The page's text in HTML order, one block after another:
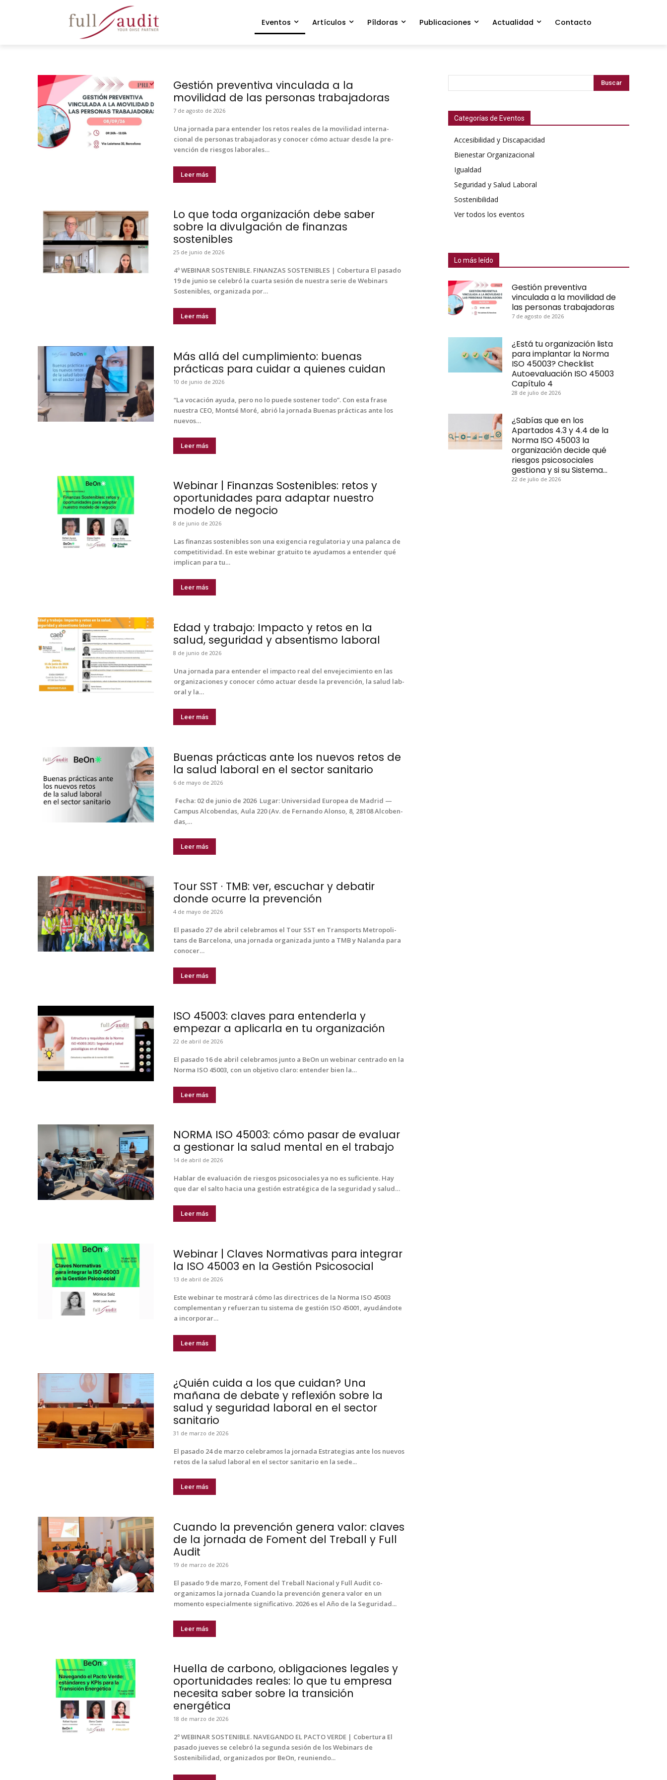
Eventos Artículos Píldoras Publicaciones Actualidad Contacto
Gestión preventiva vinculada a la
movilidad de las personas trabajadoras
7 de agos­to de 2026
Una jor­na­da para enten­der los retos reales de la movil­i­dad inter­na­
cional de per­sonas tra­ba­jado­ras y cono­cer cómo actu­ar des­de la pre­
ven­ción de ries­gos lab­o­rales…
Leer más
Lo que toda organización debe saber
sobre la divulgación de finanzas
sostenibles
25 de junio de 2026
4º WEBINAR SOSTENIBLE. FINANZAS SOSTENIBLES | Cober­tu­ra El pasa­do
19 de junio se cele­bró la cuar­ta sesión de nues­tra serie de Webi­na­rs
Sostenibles, orga­ni­za­da por…
Leer más
Más allá del cumplimiento: buenas
prácticas para cuidar a quienes cuidan
10 de junio de 2026
“La vocación ayu­da, pero no lo puede sosten­er todo”. Con esta frase
nues­tra CEO, Montsé Moré, abrió la jor­na­da Bue­nas prác­ti­cas ante los
nuevos…
Leer más
Webinar | Finanzas Sostenibles: retos y
oportunidades para adaptar nuestro
modelo de negocio
8 de junio de 2026
Las finan­zas sostenibles son una exi­gen­cia reg­u­la­to­ria y una palan­ca de
com­pet­i­tivi­dad. En este webi­nar gra­tu­ito te ayu­damos a enten­der qué
impli­can para tu…
Leer más
Edad y trabajo: Impacto y retos en la
salud, seguridad y absentismo laboral
8 de junio de 2026
Una jor­na­da para enten­der el impacto real del enve­jec­imien­to en las
orga­ni­za­ciones y cono­cer cómo actu­ar des­de la pre­ven­ción, la salud lab­
o­ral y la…
Leer más
Buenas prácticas ante los nuevos retos de
la salud laboral en el sector sanitario
6 de mayo de 2026
​ Fecha: 02 de junio de 2026 Lugar: Uni­ver­si­dad Euro­pea de Madrid —
Cam­pus Alcoben­das, Aula 220 (Av. de Fer­nan­do Alon­so, 8, 28108 Alcoben­
das,…
Leer más
Tour SST · TMB: ver, escuchar y debatir
donde ocurre la prevención
4 de mayo de 2026
El pasa­do 27 de abril cel­e­bramos el Tour SST en Trans­ports Met­ro­pol­i­
tans de Barcelona, una jor­na­da orga­ni­za­da jun­to a TMB y Nalan­da para
cono­cer…
Leer más
ISO 45003: claves para entenderla y
empezar a aplicarla en tu organización
22 de abril de 2026
El pasa­do 16 de abril cel­e­bramos jun­to a BeOn un webi­nar cen­tra­do en la
Nor­ma ISO 45003, con un obje­ti­vo claro: enten­der bien la…
Leer más
NORMA ISO 45003: cómo pasar de evaluar
a gestionar la salud mental en el trabajo
14 de abril de 2026
Hablar de eval­u­ación de ries­gos psi­coso­ciales ya no es sufi­ciente. Hay
que dar el salto hacia una gestión estratég­i­ca de la seguri­dad y salud…
Leer más
Webinar | Claves Normativas para integrar
la ISO 45003 en la Gestión Psicosocial
13 de abril de 2026
Este webi­nar te mostrará cómo las direc­tri­ces de la Nor­ma ISO 45003
com­ple­men­tan y refuerzan tu sis­tema de gestión ISO 45001, ayudán­dote
a incor­po­rar…
Leer más
¿Quién cuida a los que cuidan? Una
mañana de debate y reflexión sobre la
salud y seguridad laboral en el sector
sanitario
31 de marzo de 2026
El pasado 24 de marzo celebramos la jornada Estrategias ante los nuevos
retos de la salud laboral en el sector sanitario en la sede...
Leer más
Cuando la prevención genera valor: claves
de la jornada de Foment del Treball y Full
Audit
19 de marzo de 2026
El pasado 9 de marzo, Foment del Treball Nacional y Full Audit co-
organizamos la jornada Cuando la prevención genera valor en un
momento especialmente significativo. 2026 es el Año de la Seguridad...
Leer más
Huella de carbono, obligaciones legales y
oportunidades reales: lo que tu empresa
necesita saber sobre la transición
energética
18 de marzo de 2026
2º WEBINAR SOSTENIBLE. NAVEGANDO EL PACTO VERDE | Cobertura El
pasado jueves se celebró la segunda sesión de los Webinars de
Sostenibilidad, organizados por BeOn, reuniendo...
Buscar
Categorías de Eventos
Acce­si­bil­i­dad y Dis­capaci­dad
Bien­es­tar Orga­ni­za­cional
Igual­dad
Seguri­dad y Salud Lab­o­ral
Sosteni­bil­i­dad
Ver todos los even­tos
Lo más leído
Gestión preventiva
vinculada a la movilidad de
las personas trabajadoras
7 de agos­to de 2026
¿Está tu organización lista
para implantar la Norma
ISO 45003? Checklist
Autoevaluación ISO 45003
Capítulo 4
28 de julio de 2026
¿Sabías que en los
Apartados 4.3 y 4.4 de la
Norma ISO 45003 la
organización decide qué
riesgos psicosociales
gestiona y si su Sistema…
22 de julio de 2026